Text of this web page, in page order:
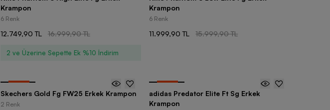
Krampon
6 Renk
12.749,90 TL 16.999,90 TL
2 ve Üzerine Sepette Ek %10 İndirim
Krampon
6 Renk
11.999,90 TL 15.999,90 TL
Skechers Gold Fg FW25 Erkek Krampon
2 Renk
adidas Predator Elite Ft Sg Erkek
Krampon